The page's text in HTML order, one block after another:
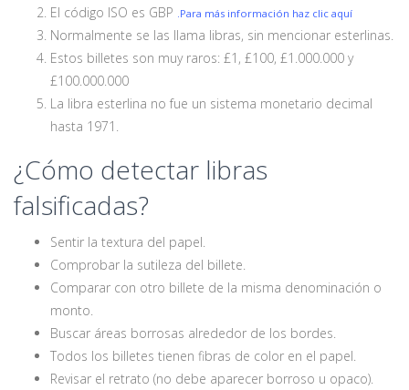
El código ISO es GBP .Para más información haz clic aquí
Normalmente se las llama libras, sin mencionar esterlinas.
Estos billetes son muy raros: £1, £100, £1.000.000 y
£100.000.000
La libra esterlina no fue un sistema monetario decimal
hasta 1971.
¿Cómo detectar libras
falsificadas?
Sentir la textura del papel.
Comprobar la sutileza del billete.
Comparar con otro billete de la misma denominación o
monto.
Buscar áreas borrosas alrededor de los bordes.
Todos los billetes tienen fibras de color en el papel.
Revisar el retrato (no debe aparecer borroso u opaco).